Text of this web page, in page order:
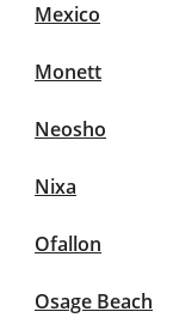
Mexico
Monett
Neosho
Nixa
Ofallon
Osage Beach